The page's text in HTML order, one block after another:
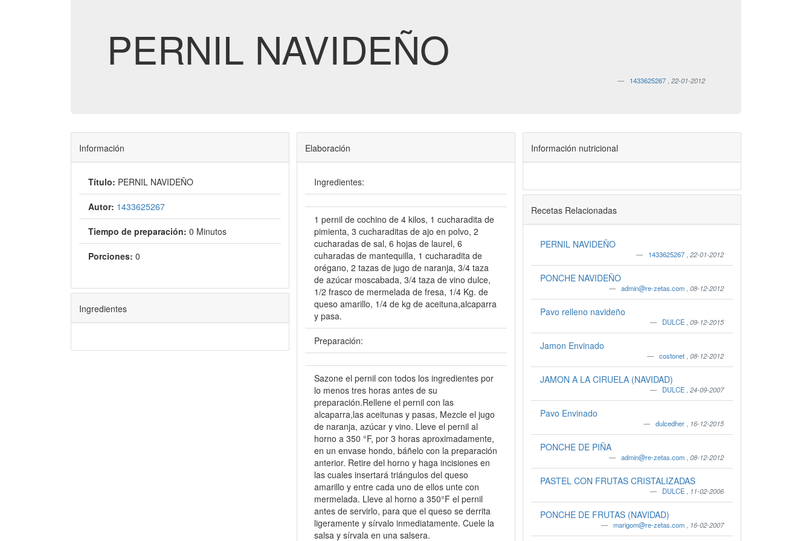
PERNIL NAVIDEÑO
1433625267 22-01-2012
Información
Título: PERNIL NAVIDEÑO
Autor: 1433625267
Tiempo de preparación: 0 Minutos
Porciones: 0
Ingredientes
Elaboración
Ingredientes:
1 pernil de cochino de 4 kilos, 1 cucharadita de
pimienta, 3 cucharaditas de ajo en polvo, 2
cucharadas de sal, 6 hojas de laurel, 6
cuharadas de mantequilla, 1 cucharadita de
orégano, 2 tazas de jugo de naranja, 3/4 taza
de azúcar moscabada, 3/4 taza de vino dulce,
1/2 frasco de mermelada de fresa, 1/4 Kg. de
queso amarillo, 1/4 de kg de aceituna,alcaparra
y pasa.
Preparación:
Sazone el pernil con todos los ingredientes por
lo menos tres horas antes de su
preparación.Rellene el pernil con las
alcaparra,las aceitunas y pasas, Mezcle el jugo
de naranja, azúcar y vino. Lleve el pernil al
horno a 350 °F, por 3 horas aproximadamente,
en un envase hondo, báñelo con la preparación
anterior. Retire del horno y haga incisiones en
las cuales insertará triángulos del queso
amarillo y entre cada uno de ellos unte con
mermelada. Lleve al horno a 350°F el pernil
antes de servirlo, para que el queso se derrita
ligeramente y sírvalo inmediatamente. Cuele la
salsa y sírvala en una salsera.
Información nutricional
Recetas Relacionadas
PERNIL NAVIDEÑO
1433625267 ,22-01-2012
PONCHE NAVIDEÑO
admin@re-zetas.com ,08-12-2012
Pavo relleno navideño
DULCE ,09-12-2015
Jamon Envinado
costonet ,08-12-2012
JAMON A LA CIRUELA (NAVIDAD)
DULCE ,24-09-2007
Pavo Envinado
dulcedher 16-12-2015
PONCHE DE PIÑA
admin@re-zetas.com ,08-12-2012
PASTEL CON FRUTAS CRISTALIZADAS
DULCE 11-02-2006
PONCHE DE FRUTAS (NAVIDAD)
marigom@re-zetas.com 16-02-2007